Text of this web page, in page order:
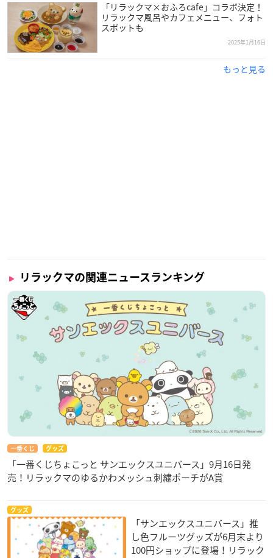
「リラックマ×おふろcafe」コラボ決定！
リラックマ風呂やカフェメニュー、フォト
スポットも
2025年1月16日
もっと見る
リラックマの関連ニュースランキング
一番くじ グッズ
「一番くじちょこっと サンエックスユニバース」9月16日発
売！リラックマのゆるかわメッシュ刺繍ポーチがA賞
グッズ
「サンエックスユニバース」推
し色フルーツグッズが6月末より
100円ショップに登場！リラック